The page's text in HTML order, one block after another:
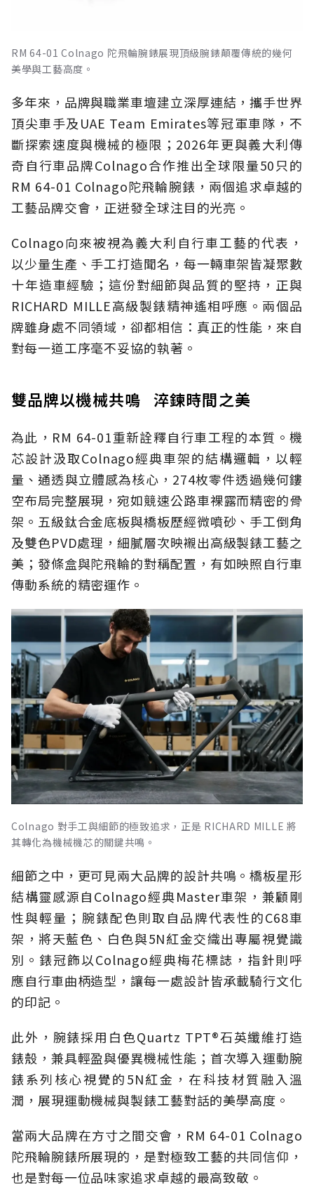
RM 64-01 Colnago 陀飛輪腕錶展現頂級腕錶顛覆傳統的幾何
美學與工藝高度。
多年來，品牌與職業車壇建立深厚連結，攜手世界
頂尖車手及UAE Team Emirates等冠軍車隊，不
斷探索速度與機械的極限；2026年更與義大利傳
奇自行車品牌Colnago合作推出全球限量50只的
RM 64-01 Colnago陀飛輪腕錶，兩個追求卓越的
工藝品牌交會，正迸發全球注目的光亮。
Colnago向來被視為義大利自行車工藝的代表，
以少量生產、手工打造聞名，每一輛車架皆凝聚數
十年造車經驗；這份對細節與品質的堅持，正與
RICHARD MILLE高級製錶精神遙相呼應。兩個品
牌雖身處不同領域，卻都相信：真正的性能，來自
對每一道工序毫不妥協的執著。
雙品牌以機械共鳴 淬鍊時間之美
為此，RM 64-01重新詮釋自行車工程的本質。機
芯設計汲取Colnago經典車架的結構邏輯，以輕
量、通透與立體感為核心，274枚零件透過幾何鏤
空布局完整展現，宛如競速公路車裸露而精密的骨
架。五級鈦合金底板與橋板歷經微噴砂、手工倒角
及雙色PVD處理，細膩層次映襯出高級製錶工藝之
美；發條盒與陀飛輪的對稱配置，有如映照自行車
傳動系統的精密運作。
Colnago 對手工與細節的極致追求，正是 RICHARD MILLE 將
其轉化為機械機芯的關鍵共鳴。
細節之中，更可見兩大品牌的設計共鳴。橋板星形
結構靈感源自Colnago經典Master車架，兼顧剛
性與輕量；腕錶配色則取自品牌代表性的C68車
架，將天藍色、白色與5N紅金交織出專屬視覺識
別。錶冠飾以Colnago經典梅花標誌，指針則呼
應自行車曲柄造型，讓每一處設計皆承載騎行文化
的印記。
此外，腕錶採用白色Quartz TPT®石英纖維打造
錶殼，兼具輕盈與優異機械性能；首次導入運動腕
錶系列核心視覺的5N紅金，在科技材質融入溫
潤，展現運動機械與製錶工藝對話的美學高度。
當兩大品牌在方寸之間交會，RM 64-01 Colnago
陀飛輪腕錶所展現的，是對極致工藝的共同信仰，
也是對每一位品味家追求卓越的最高致敬。